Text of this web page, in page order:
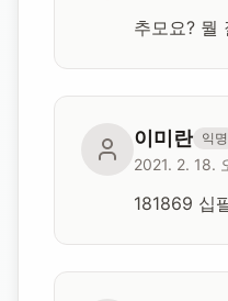
추모요? 뭘
이미란 익명
2021. 2. 18.
181869 십